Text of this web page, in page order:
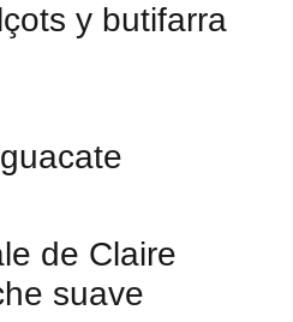
y butifarra
de Claire
suave